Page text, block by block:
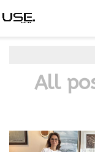
All